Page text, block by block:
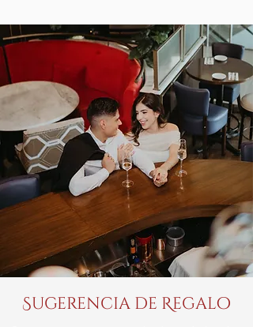
Sugerencia de Regalo